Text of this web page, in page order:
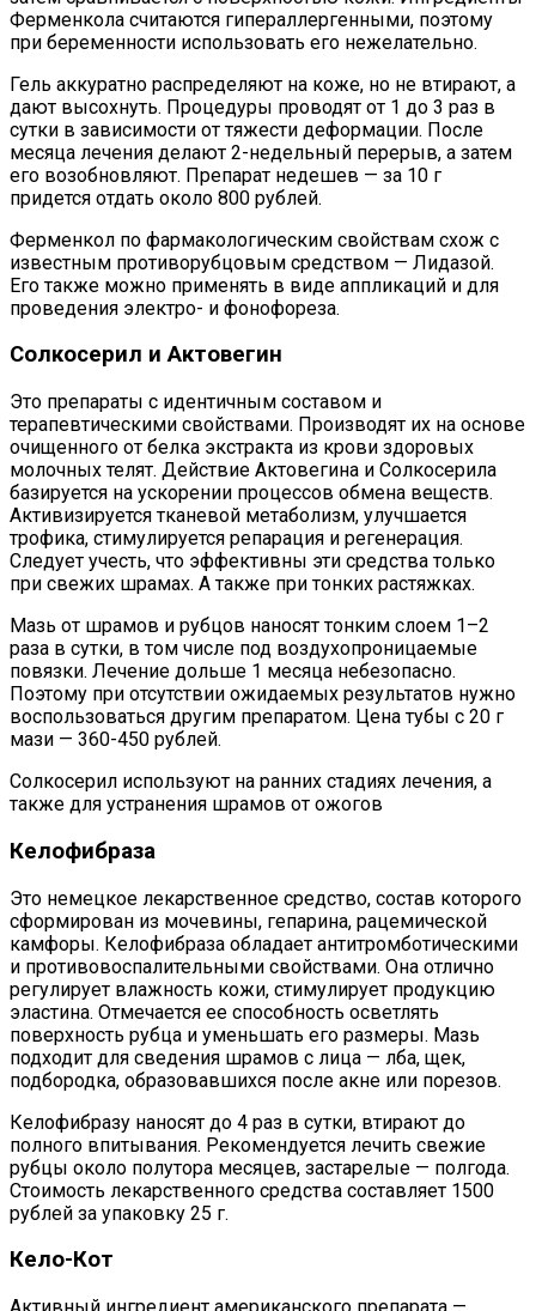
Ферменкола считаются гипераллергенными, поэтому
при беременности использовать его нежелательно.
Гель аккуратно распределяют на коже, но не втирают, а
дают высохнуть. Процедуры проводят от 1 до 3 раз в
сутки в зависимости от тяжести деформации. После
месяца лечения делают 2-недельный перерыв, а затем
его возобновляют. Препарат недешев — за 10 г
придется отдать около 800 рублей.
Ферменкол по фармакологическим свойствам схож с
известным противорубцовым средством — Лидазой.
Его также можно применять в виде аппликаций и для
проведения электро- и фонофореза.
Солкосерил и Актовегин
Это препараты с идентичным составом и
терапевтическими свойствами. Производят их на основе
очищенного от белка экстракта из крови здоровых
молочных телят. Действие Актовегина и Солкосерила
базируется на ускорении процессов обмена веществ.
Активизируется тканевой метаболизм, улучшается
трофика, стимулируется репарация и регенерация.
Следует учесть, что эффективны эти средства только
при свежих шрамах. А также при тонких растяжках.
Мазь от шрамов и рубцов наносят тонким слоем 1–2
раза в сутки, в том числе под воздухопроницаемые
повязки. Лечение дольше 1 месяца небезопасно.
Поэтому при отсутствии ожидаемых результатов нужно
воспользоваться другим препаратом. Цена тубы с 20 г
мази — 360-450 рублей.
Солкосерил используют на ранних стадиях лечения, а
также для устранения шрамов от ожогов
Келофибраза
Это немецкое лекарственное средство, состав которого
сформирован из мочевины, гепарина, рацемической
камфоры. Келофибраза обладает антитромботическими
и противовоспалительными свойствами. Она отлично
регулирует влажность кожи, стимулирует продукцию
эластина. Отмечается ее способность осветлять
поверхность рубца и уменьшать его размеры. Мазь
подходит для сведения шрамов с лица — лба, щек,
подбородка, образовавшихся после акне или порезов.
Келофибразу наносят до 4 раз в сутки, втирают до
полного впитывания. Рекомендуется лечить свежие
рубцы около полутора месяцев, застарелые — полгода.
Стоимость лекарственного средства составляет 1500
рублей за упаковку 25 г.
Кело-Кот